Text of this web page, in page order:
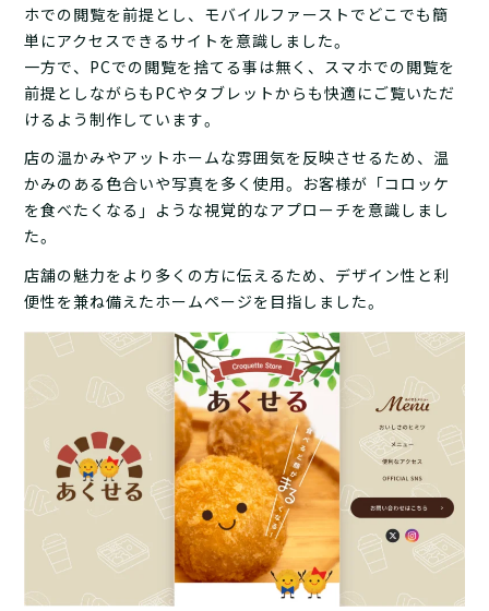
ホでの閲覧を前提とし、モバイルファーストでどこでも簡
単にアクセスできるサイトを意識しました。
一方で、PCでの閲覧を捨てる事は無く、スマホでの閲覧を
前提としながらもPCやタブレットからも快適にご覧いただ
けるよう制作しています。
店の温かみやアットホームな雰囲気を反映させるため、温
かみのある色合いや写真を多く使用。お客様が「コロッケ
を食べたくなる」ような視覚的なアプローチを意識しまし
た。
店舗の魅力をより多くの方に伝えるため、デザイン性と利
便性を兼ね備えたホームページを目指しました。